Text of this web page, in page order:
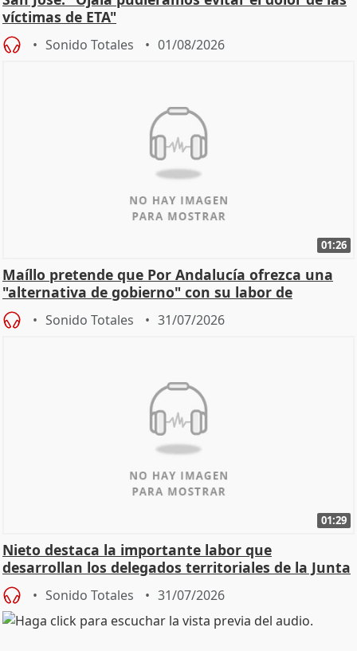
víctimas de ETA"
Sonido Totales 01/08/2026
01:26
Maíllo pretende que Por Andalucía ofrezca una
"alternativa de gobierno" con su labor de
oposición
Sonido Totales 31/07/2026
01:29
Nieto destaca la importante labor que
desarrollan los delegados territoriales de la Junta
Sonido Totales 31/07/2026